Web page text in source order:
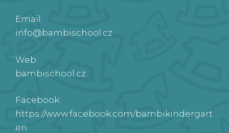
Email:
info@bambischool.cz
Web:
bambischool.cz
Facebook:
https://www.facebook.com/bambikindergart
en